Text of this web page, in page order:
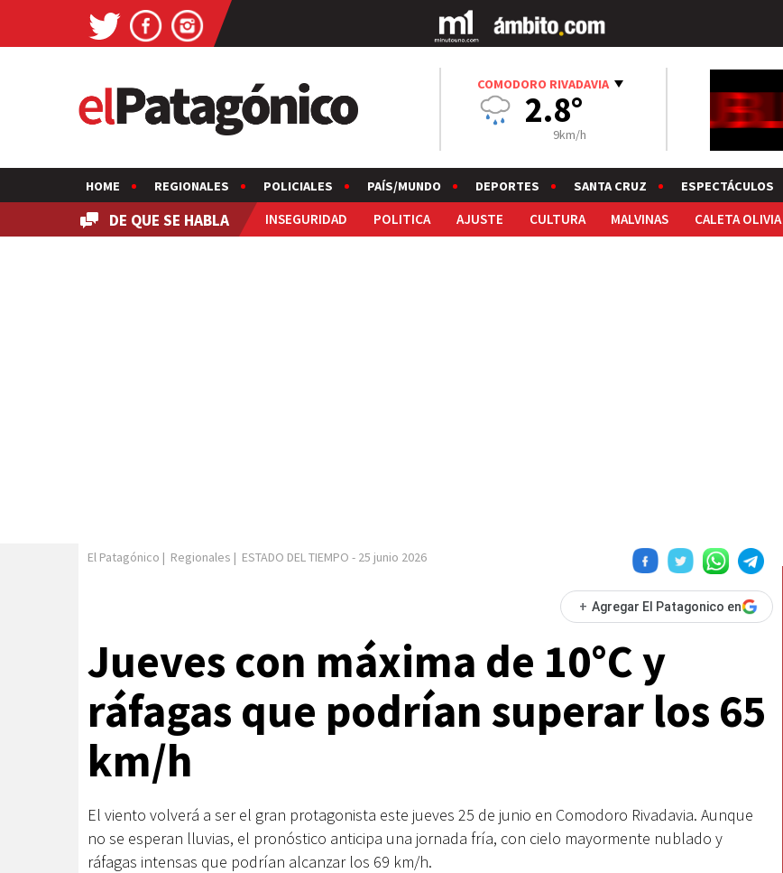
COMODORO RIVADAVIA
2.8°
9km/h
HOME REGIONALES POLICIALES PAÍS/MUNDO DEPORTES SANTA CRUZ ESPECTÁCULOS
DE QUE SE HABLA INSEGURIDAD POLITICA AJUSTE CULTURA MALVINAS CALETA OLIVIA
El Patagónico | Regionales | ESTADO DEL TIEMPO - 25 junio 2026
+ Agregar El Patagonico en
Jueves con máxima de 10°C y
ráfagas que podrían superar los 65
km/h
El viento volverá a ser el gran protagonista este jueves 25 de junio en Comodoro Rivadavia. Aunque
no se esperan lluvias, el pronóstico anticipa una jornada fría, con cielo mayormente nublado y
ráfagas intensas que podrían alcanzar los 69 km/h.